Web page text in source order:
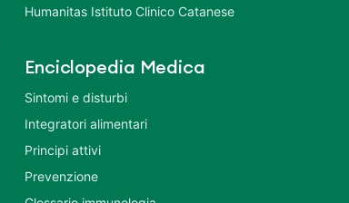
Humanitas Istituto Clinico Catanese
Enciclopedia Medica
Sintomi e disturbi
Integratori alimentari
Principi attivi
Prevenzione